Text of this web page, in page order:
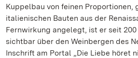
Kuppelbau von feinen Proportionen,
italienischen Bauten aus der
Fernwirkung angelegt, ist er seit
sichtbar über den Weinbergen des
Inschrift am Portal „Die Liebe höret